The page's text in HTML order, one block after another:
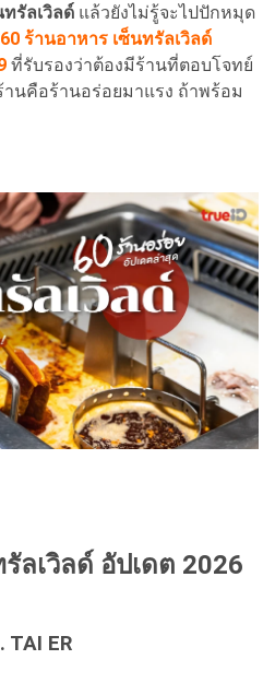
ทรัลเวิลด์ แล้วยังไม่รู้จะไปปักหมุด
60 ร้านอาหาร เซ็นทรัลเวิลด์
ที่รับรองว่าต้องมีร้านที่ตอบโจทย์
นคือร้านอร่อยมาแรง ถ้าพร้อม
ลเวิลด์ อัปเดต 2026
TAI ER